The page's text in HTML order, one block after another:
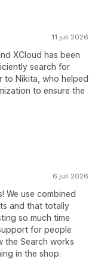
11 juli 2026
XCloud has been
search for
to Nikita, who helped
to ensure the
6 juli 2026
We use combined
and that totally
so much time
for people
the Search works
in the shop.